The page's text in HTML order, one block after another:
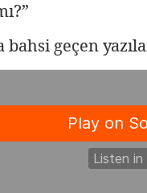
bahsi geçen